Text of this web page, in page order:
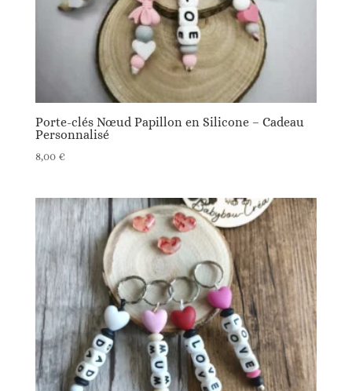
Porte-clés Nœud Papillon en Silicone – Cadeau
Personnalisé
8,00 €